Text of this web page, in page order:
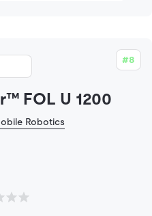
#8
FOL U 1200
Robotics